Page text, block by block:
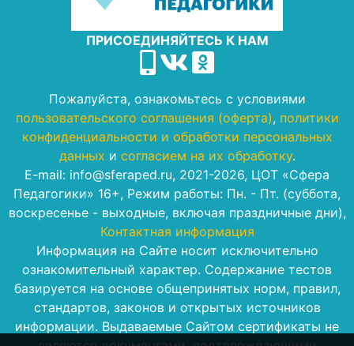
ПРИСОЕДИНЯЙТЕСЬ К НАМ
Пожалуйста, ознакомьтесь с условиями
пользовательского соглашения (оферта), политики
конфиденциальности и обработки персональных
данных и согласием на их обработку.
E-mail: info@sferaped.ru, 2021-2026, ЦОТ «Сфера
Педагогики» 16+, Режим работы: Пн. - Пт. (суббота,
воскресенье - выходные, включая праздничные дни),
Контактная информация
Информация на Сайте носит исключительно
ознакомительный характер. Содержание тестов
базируется на основе общепринятых норм, правил,
стандартов, законов и открытых источников
информации. Выдаваемые Сайтом сертификаты не